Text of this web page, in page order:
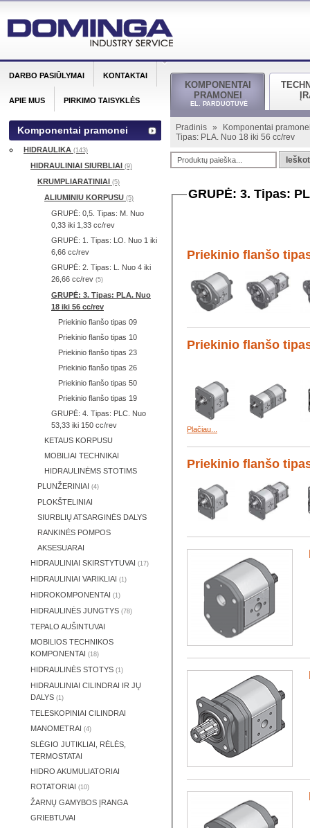
KOMPONENTAI
PRAMONEI
EL. PARDUOTUVĖ
Pradinis »
Komponentai
Tipas: PLA. Nuo 18 iki 56 cc/rev
GRUPĖ: 3. Tipas:
Priekinio flanšo
Priekinio flanšo
Plačiau...
Priekinio flanšo
DARBO PASIŪLYMAI KONTAKTAI
APIE MUS PIRKIMO TAISYKLĖS
Komponentai pramonei
HIDRAULIKA (143)
HIDRAULINIAI SIURBLIAI (9)
KRUMPLIARATINIAI (5)
ALIUMINIU KORPUSU (5)
GRUPĖ: 0,5. Tipas: M. Nuo
0,33 iki 1,33 cc/rev
GRUPĖ: 1. Tipas: LO. Nuo 1 iki
6,66 cc/rev
GRUPĖ: 2. Tipas: L. Nuo 4 iki
26,66 cc/rev (5)
GRUPĖ: 3. Tipas: PLA. Nuo
18 iki 56 cc/rev
Priekinio flanšo tipas 09
Priekinio flanšo tipas 10
Priekinio flanšo tipas 23
Priekinio flanšo tipas 26
Priekinio flanšo tipas 50
Priekinio flanšo tipas 19
GRUPĖ: 4. Tipas: PLC. Nuo
53,33 iki 150 cc/rev
KETAUS KORPUSU
MOBILIAI TECHNIKAI
HIDRAULINĖMS STOTIMS
PLUNŽERINIAI (4)
PLOKŠTELINIAI
SIURBLIŲ ATSARGINĖS DALYS
RANKINĖS POMPOS
AKSESUARAI
HIDRAULINIAI SKIRSTYTUVAI (17)
HIDRAULINIAI VARIKLIAI (1)
HIDROKOMPONENTAI (1)
HIDRAULINĖS JUNGTYS (78)
TEPALO AUŠINTUVAI
MOBILIOS TECHNIKOS
KOMPONENTAI (18)
HIDRAULINĖS STOTYS (1)
HIDRAULINIAI CILINDRAI IR JŲ
DALYS (1)
TELESKOPINIAI CILINDRAI
MANOMETRAI (4)
SLĖGIO JUTIKLIAI, RĖLĖS,
TERMOSTATAI
HIDRO AKUMULIATORIAI
ROTATORIAI (10)
ŽARNŲ GAMYBOS ĮRANGA
GRIEBTUVAI